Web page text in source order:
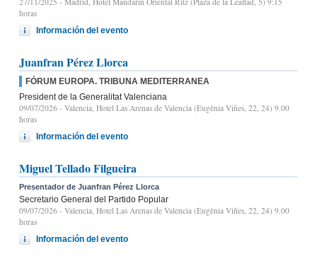
horas
Información del evento
Juanfran Pérez Llorca
FÓRUM EUROPA. TRIBUNA MEDITERRANEA
President de la Generalitat Valenciana
09/07/2026 - Valencia, Hotel Las Arenas de Valencia (Eugènia Viñes, 22, 24) 9.00
horas
Información del evento
Miguel Tellado Filgueira
Presentador de Juanfran Pérez Llorca
Secretario General del Partido Popular
09/07/2026 - Valencia, Hotel Las Arenas de Valencia (Eugènia Viñes, 22, 24) 9.00
horas
Información del evento